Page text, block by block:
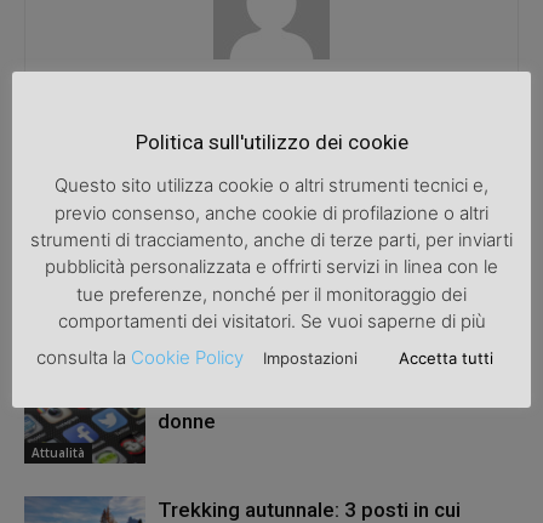
ARTICOLI CORRELATI ALTRO DALL'AUTORE
Una bicicletta da donna per migliorare
la salute
Attualità
donne
Trekking autunnale: 3 posti in cui
Politica sull'utilizzo dei cookie
Questo sito utilizza cookie o altri strumenti tecnici e,
previo consenso, anche cookie di profilazione o altri
strumenti di tracciamento, anche di terze parti, per inviarti
pubblicità personalizzata e offrirti servizi in linea con le
tue preferenze, nonché per il monitoraggio dei
comportamenti dei visitatori. Se vuoi saperne di più
consulta la Cookie Policy Impostazioni Accetta tutti